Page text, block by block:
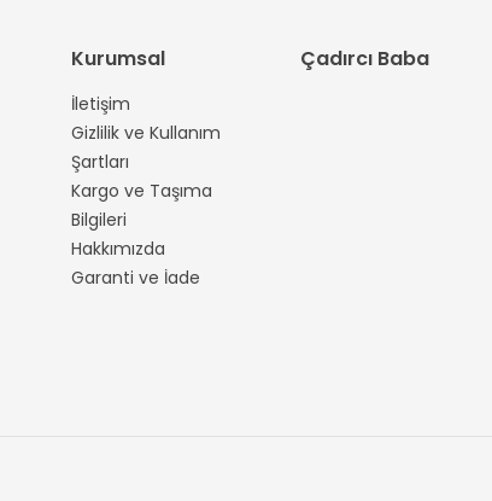
Kurumsal
İletişim
Gizlilik ve Kullanım
Şartları
Kargo ve Taşıma
Bilgileri
Hakkımızda
Garanti ve İade
Çadırcı Baba